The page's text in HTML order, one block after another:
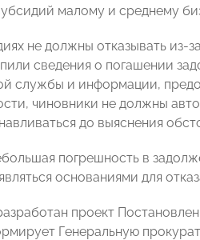
малому и среднему
не должны отказывать из-
сведения о погашении
службы и информации,
чиновники не должны
до выяснения
погрешность в
основаниями для
проект
Генеральную